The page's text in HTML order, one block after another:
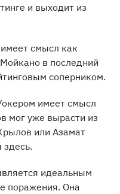
и выходит из
смысл как
в последний
соперником.
имеет смысл
мог уже вырасти из
или Азамат
идеальным
поражения. Она